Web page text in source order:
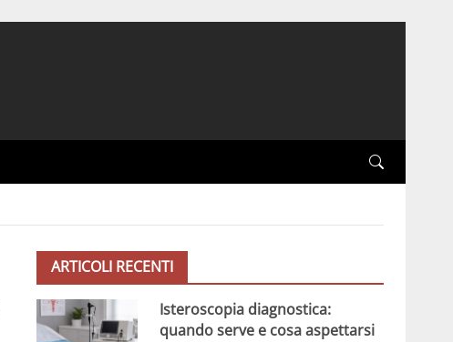
ARTICOLI RECENTI
Isteroscopia diagnostica:
quando serve e cosa aspettarsi